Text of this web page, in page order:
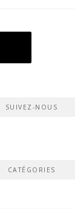
SUIVEZ-NOUS
CATÉGORIES